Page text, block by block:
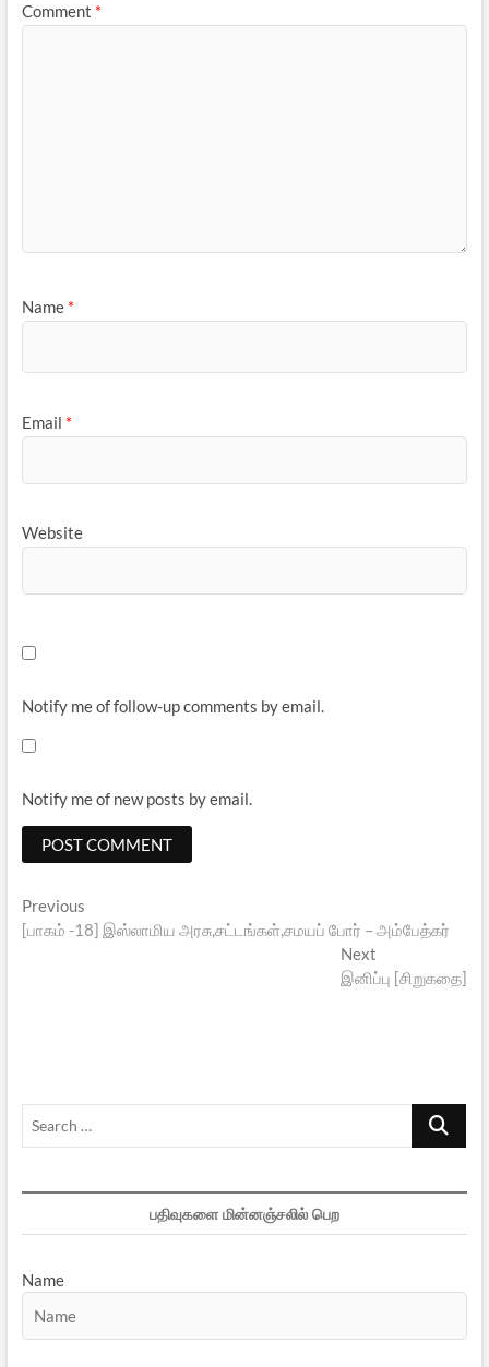
Comment *
Name *
Email *
Website
Notify me of follow-up comments by email.
Notify me of new posts by email.
Post
navigation
PreviousPrevious
post:
[பாகம் -18] இஸ்லாமிய அரசு,சட்டங்கள்,சமயப் போர் – அம்பேத்கர்
Next
post:
இனிப்பு [சிறுகதை]
Search
பதிவுகளை மின்னஞ்சலில் பெற
Name